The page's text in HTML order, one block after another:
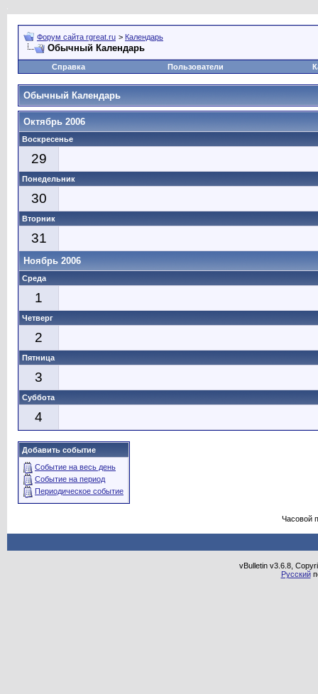
Форум сайта rgreat.ru > Календарь
Обычный Календарь
Справка Пользователи
Обычный Календарь
Октябрь 2006
Воскресенье
29
Понедельник
30
Вторник
31
Ноябрь 2006
Среда
1
Четверг
2
Пятница
3
Суббота
4
Добавить событие
Событие на весь день
Событие на период
Периодическое событие
Часовой
vBulletin v3.6.8,
Русский